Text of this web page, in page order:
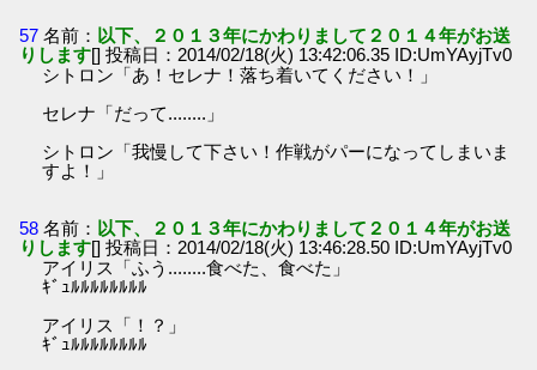
57 名前： 以下、２０１３年にかわりまして２０１４年がお送
りします[] 投稿日：2014/02/18(火) 13:42:06.35 ID:UmYAyjTv0
シトロン「あ！セレナ！落ち着いてください！」
セレナ「だって........」
シトロン「我慢して下さい！作戦がパーになってしまいま
すよ！」
58 名前： 以下、２０１３年にかわりまして２０１４年がお送
りします[] 投稿日：2014/02/18(火) 13:46:28.50 ID:UmYAyjTv0
アイリス「ふう........食べた、食べた」
ｷﾞｭﾙﾙﾙﾙﾙﾙﾙﾙ
アイリス「！？」
ｷﾞｭﾙﾙﾙﾙﾙﾙﾙﾙ